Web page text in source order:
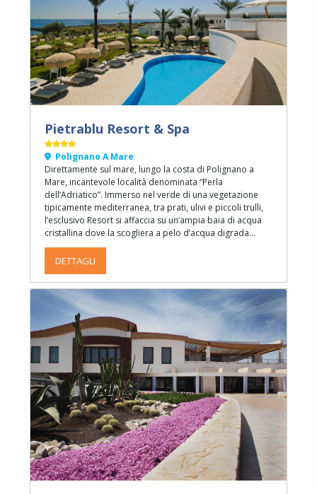
Pietrablu Resort & Spa
Polignano A Mare
Direttamente sul mare, lungo la costa di Polignano a
Mare, incantevole località denominata “Perla
dell’Adriatico”. Immerso nel verde di una vegetazione
tipicamente mediterranea, tra prati, ulivi e piccoli trulli,
l’esclusivo Resort si affaccia su un’ampia baia di acqua
cristallina dove la scogliera a pelo d’acqua digrada
lentamente creando suggestive piscine naturali.
DETTAGLI